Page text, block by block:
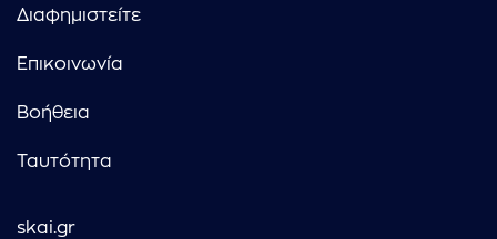
Διαφημιστείτε
Επικοινωνία
Βοήθεια
Ταυτότητα
skai.gr